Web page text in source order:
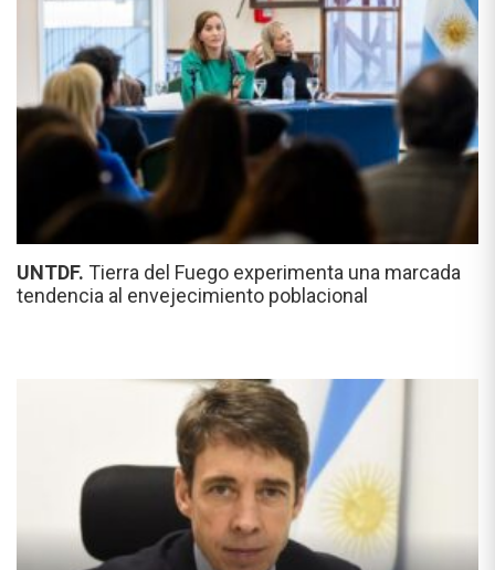
UNTDF. Tierra del Fuego experimenta una marcada
tendencia al envejecimiento poblacional